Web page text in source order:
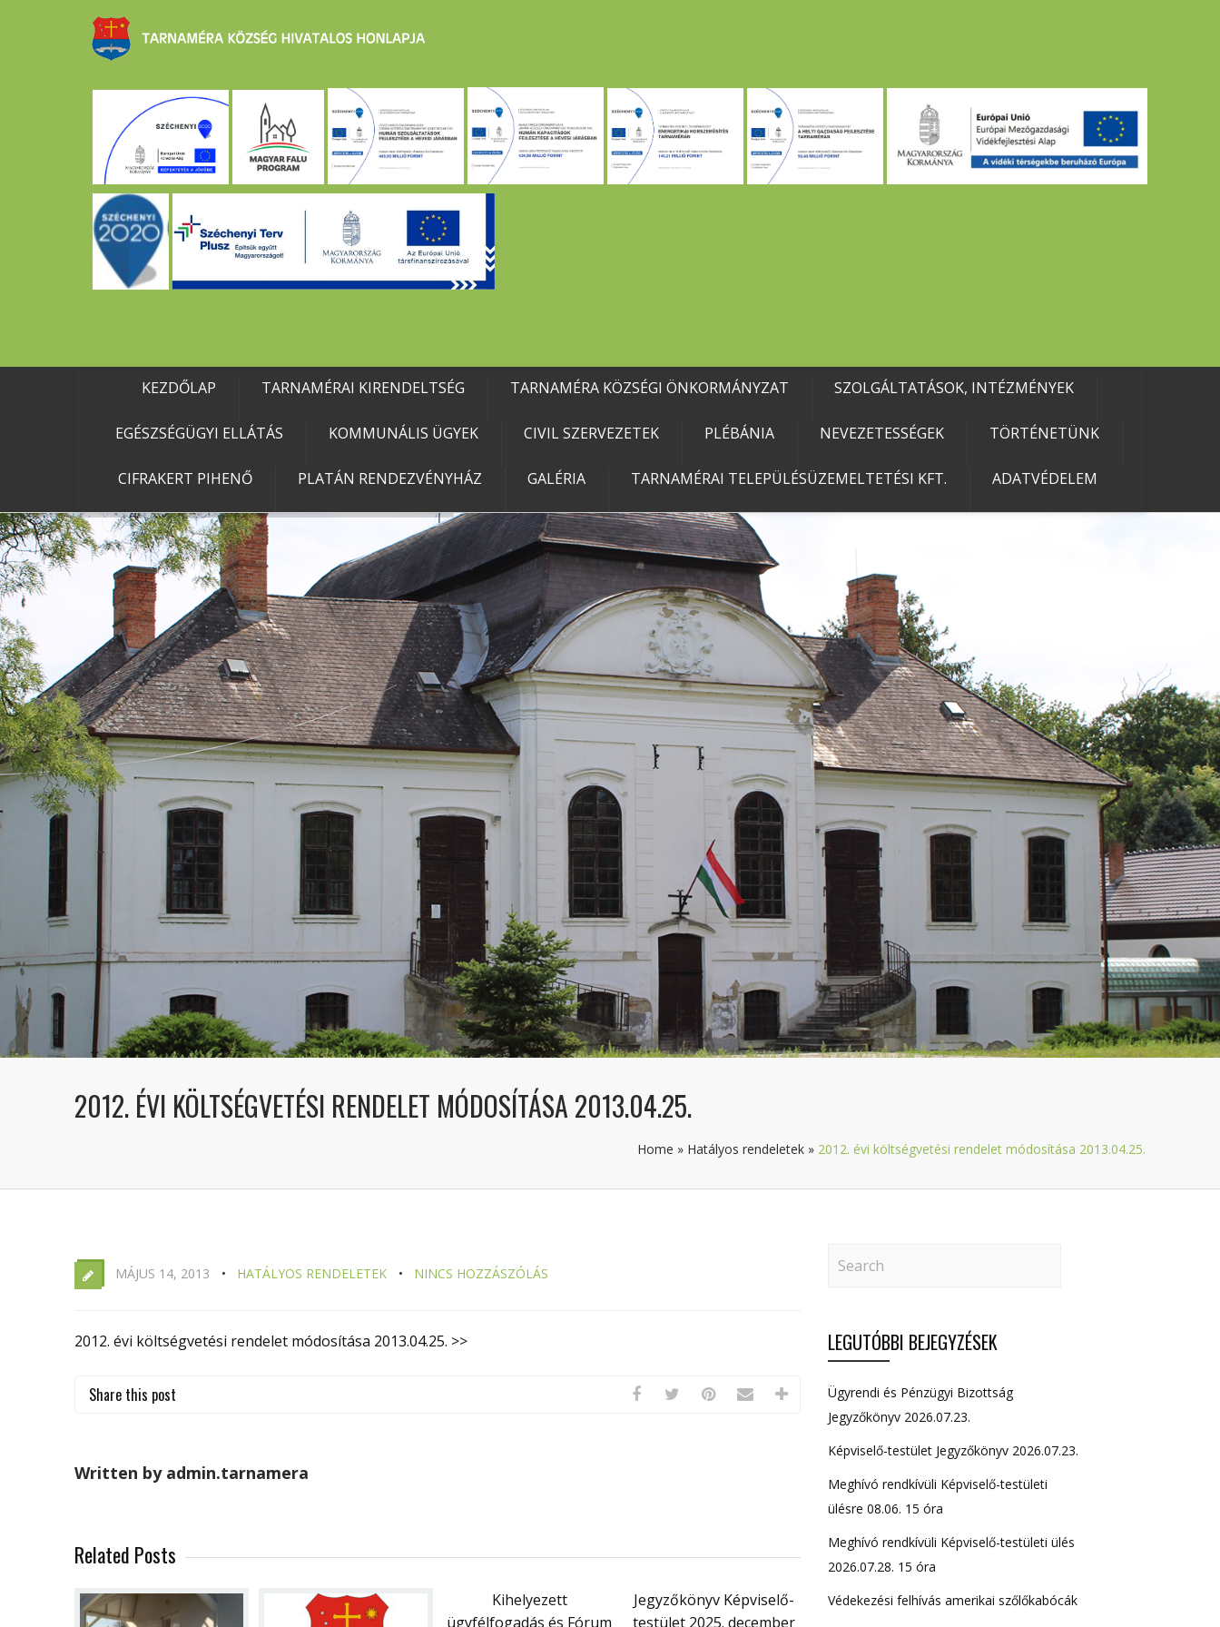
KEZDŐLAP TARNAMÉRAI KIRENDELTSÉG TARNAMÉRA KÖZSÉGI ÖNKORMÁNYZAT SZOLGÁLTATÁSOK, INTÉZMÉNYEK
EGÉSZSÉGÜGYI ELLÁTÁS KOMMUNÁLIS ÜGYEK CIVIL SZERVEZETEK PLÉBÁNIA NEVEZETESSÉGEK TÖRTÉNETÜNK
CIFRAKERT PIHENŐ PLATÁN RENDEZVÉNYHÁZ GALÉRIA TARNAMÉRAI TELEPÜLÉSÜZEMELTETÉSI KFT. ADATVÉDELEM
2012. ÉVI KÖLTSÉGVETÉSI RENDELET MÓDOSÍTÁSA 2013.04.25.
Home » Hatályos rendeletek » 2012. évi költségvetési rendelet módosítása 2013.04.25.
MÁJUS 14, 2013 HATÁLYOS RENDELETEK NINCS HOZZÁSZÓLÁS
2012. évi költségvetési rendelet módosítása 2013.04.25. >>
Share this post
Written by admin.tarnamera
Related Posts
Kihelyezett
ügyfélfogadás és Fórum
Jegyzőkönyv Képviselő-
testület 2025. december
LEGUTÓBBI BEJEGYZÉSEK
Ügyrendi és Pénzügyi Bizottság
Jegyzőkönyv 2026.07.23.
Képviselő-testület Jegyzőkönyv 2026.07.23.
Meghívó rendkívüli Képviselő-testületi
ülésre 08.06. 15 óra
Meghívó rendkívüli Képviselő-testületi ülés
2026.07.28. 15 óra
Védekezési felhívás amerikai szőlőkabócák